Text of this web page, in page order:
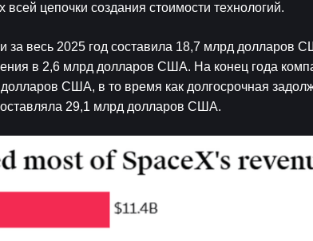
цепочки создания стоимости технологий.
за весь 2025 год составила 18,7 млрд долларов
в 2,6 млрд долларов США. На конец года
США, в то время как долгосрочная
29,1 млрд долларов США.